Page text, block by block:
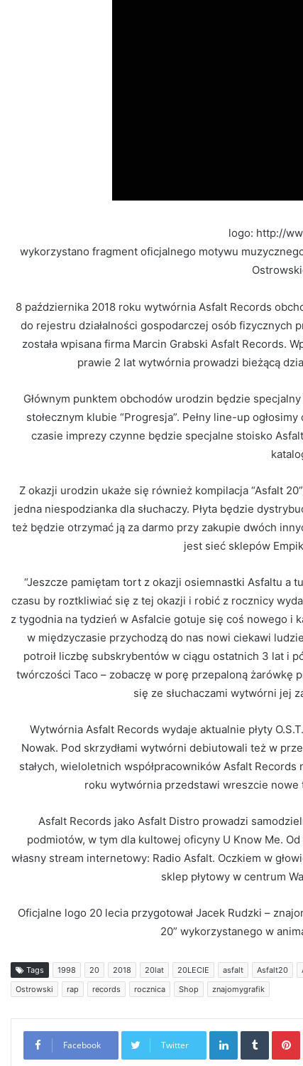
logo: http://
wykorzystano fragment oficjalnego motywu
8 października 2018 roku wytwórnia Asfalt Records
do rejestru działalności gospodarczej osób fizycznych
została wpisana firma Marcin Grabski Asfalt Records.
prawie 2 lat wytwórnia prowadzi bieżącą
Głównym punktem obchodów urodzin będzie
stołecznym klubie “Progresja”. Pełny line-up
czasie imprezy czynne będzie specjalne stoisko
Z okazji urodzin ukaże się również kompilacja “Asfalt
jedna niespodzianka dla słuchaczy. Płyta będzie
też będzie otrzymać ją za darmo przy zakupie dwóch
jest sieć sklepów
“Jeszcze pamiętam tort z okazji osiemnastki Asfaltu a
czasu by roztkliwiać się z tej okazji i robić z rocznicy
z tygodnia na tydzień w Asfalcie gotuje się coś nowego i
w międzyczasie przychodzą do nas nowi ciekawi
potroił liczbę subskrybentów w ciągu ostatnich 3 lat i
twórczości Taco – zobaczę w porę przepaloną żarówkę
się ze słuchaczami wytwórni jej
Wytwórnia Asfalt Records wydaje aktualnie płyty
Nowak. Pod skrzydłami wytwórni debiutowali też w
stałych, wieloletnich współpracowników Asfalt
roku wytwórnia przedstawi wreszcie
Asfalt Records jako Asfalt Distro prowadzi
podmiotów, w tym dla kultowej oficyny U Know Me.
własny stream internetowy: Radio Asfalt. Oczkiem w
sklep płytowy w centrum
Oficjalne logo 20 lecia przygotował Jacek Rudzki –
20” wykorzystanego w
Tags 1998 20 2018 20lat 20LECIE asfalt Asfalt20
Ostrowski
rap records rocznica Shop znajomygrafik
Facebook Twitter
LinkedInTumblr